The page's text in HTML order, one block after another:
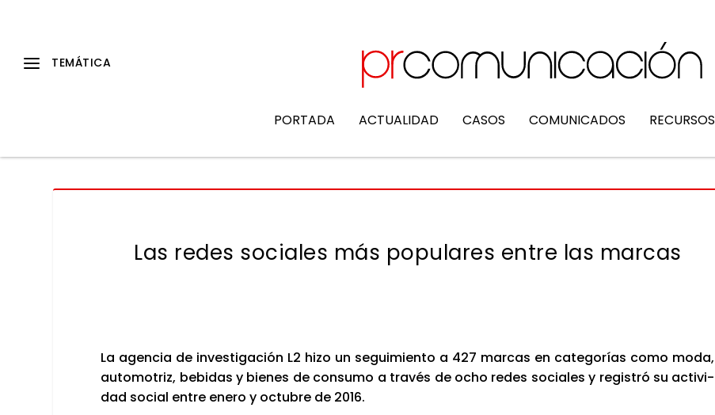
PORTADA ACTUALIDAD CASOS COMUNICADOS RECURSOS
Las redes sociales más populares entre las marcas
La agen­cia de inves­ti­ga­ción L2 hizo un segui­mien­to a 427 mar­cas en cate­go­rías como moda,
auto­mo­triz, bebi­das y bie­nes de con­su­mo a tra­vés de ocho redes socia­les y regis­tró su acti­vi­
dad social entre enero y octu­bre de 2016.